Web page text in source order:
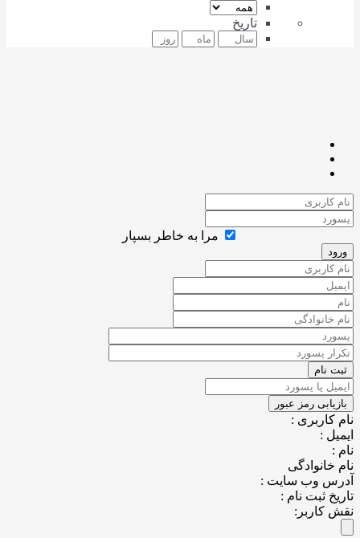
تاریخ
مرا به خاطر بسپار
:
:
وب سایت :
ثبت نام :
کاربر: